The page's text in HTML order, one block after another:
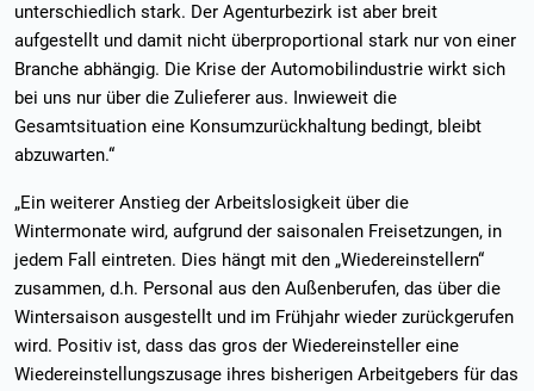
unterschiedlich stark. Der Agenturbezirk ist aber breit
aufgestellt und damit nicht überproportional stark nur von einer
Branche abhängig. Die Krise der Automobilindustrie wirkt sich
bei uns nur über die Zulieferer aus. Inwieweit die
Gesamtsituation eine Konsumzurückhaltung bedingt, bleibt
abzuwarten.“
„Ein weiterer Anstieg der Arbeitslosigkeit über die
Wintermonate wird, aufgrund der saisonalen Freisetzungen, in
jedem Fall eintreten. Dies hängt mit den „Wiedereinstellern“
zusammen, d.h. Personal aus den Außenberufen, das über die
Wintersaison ausgestellt und im Frühjahr wieder zurückgerufen
wird. Positiv ist, dass das gros der Wiedereinsteller eine
Wiedereinstellungszusage ihres bisherigen Arbeitgebers für das